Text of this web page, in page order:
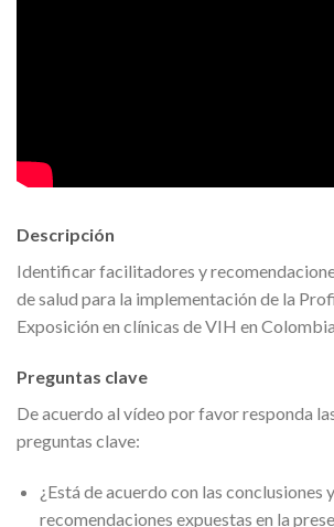
Descripción
Identificar facilitadores y
de salud para la implementación de la
Exposición en clínicas de VIH en
Preguntas clave
De acuerdo al vídeo por favor responda
preguntas clave:
¿Está de acuerdo con las conclusiones
recomendaciones expuestas en la